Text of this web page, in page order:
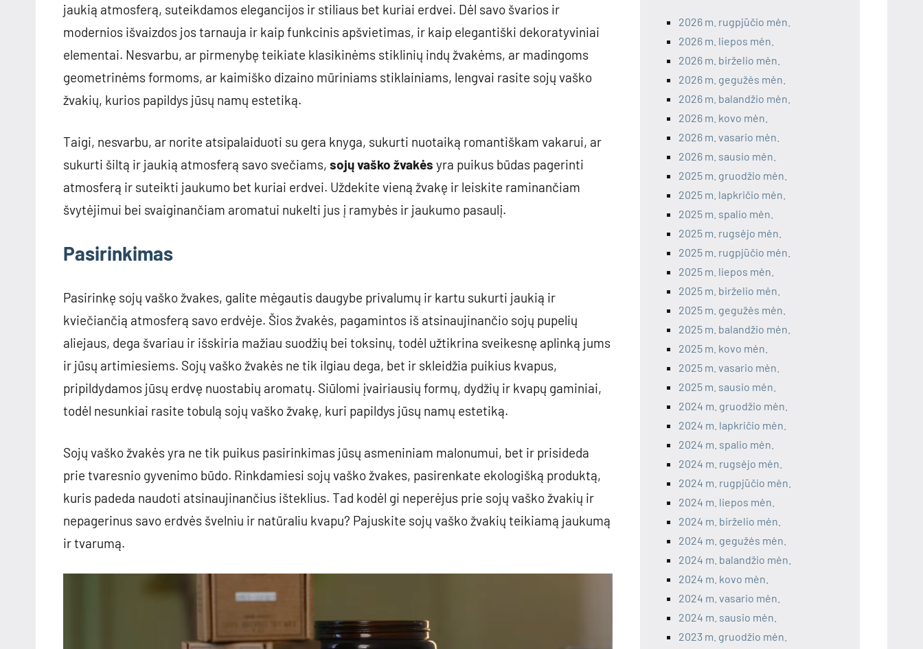
jaukią atmosferą, suteikdamos elegancijos ir stiliaus bet kuriai erdvei. Dėl savo švarios ir
modernios išvaizdos jos tarnauja ir kaip funkcinis apšvietimas, ir kaip elegantiški dekoratyviniai
elementai. Nesvarbu, ar pirmenybę teikiate klasikinėms stiklinių indų žvakėms, ar madingoms
geometrinėms formoms, ar kaimiško dizaino mūriniams stiklainiams, lengvai rasite sojų vaško
žvakių, kurios papildys jūsų namų estetiką.
Taigi, nesvarbu, ar norite atsipalaiduoti su gera knyga, sukurti nuotaiką romantiškam vakarui, ar
sukurti šiltą ir jaukią atmosferą savo svečiams, sojų vaško žvakės yra puikus būdas pagerinti
atmosferą ir suteikti jaukumo bet kuriai erdvei. Uždekite vieną žvakę ir leiskite raminančiam
švytėjimui bei svaiginančiam aromatui nukelti jus į ramybės ir jaukumo pasaulį.
Pasirinkimas
Pasirinkę sojų vaško žvakes, galite mėgautis daugybe privalumų ir kartu sukurti jaukią ir
kviečiančią atmosferą savo erdvėje. Šios žvakės, pagamintos iš atsinaujinančio sojų pupelių
aliejaus, dega švariau ir išskiria mažiau suodžių bei toksinų, todėl užtikrina sveikesnę aplinką jums
ir jūsų artimiesiems. Sojų vaško žvakės ne tik ilgiau dega, bet ir skleidžia puikius kvapus,
pripildydamos jūsų erdvę nuostabių aromatų. Siūlomi įvairiausių formų, dydžių ir kvapų gaminiai,
todėl nesunkiai rasite tobulą sojų vaško žvakę, kuri papildys jūsų namų estetiką.
Sojų vaško žvakės yra ne tik puikus pasirinkimas jūsų asmeniniam malonumui, bet ir prisideda
prie tvaresnio gyvenimo būdo. Rinkdamiesi sojų vaško žvakes, pasirenkate ekologišką produktą,
kuris padeda naudoti atsinaujinančius išteklius. Tad kodėl gi neperėjus prie sojų vaško žvakių ir
nepagerinus savo erdvės švelniu ir natūraliu kvapu? Pajuskite sojų vaško žvakių teikiamą jaukumą
ir tvarumą.
2026 m. rugpjūčio mėn.
2026 m. liepos mėn.
2026 m. birželio mėn.
2026 m. gegužės mėn.
2026 m. balandžio mėn.
2026 m. kovo mėn.
2026 m. vasario mėn.
2026 m. sausio mėn.
2025 m. gruodžio mėn.
2025 m. lapkričio mėn.
2025 m. spalio mėn.
2025 m. rugsėjo mėn.
2025 m. rugpjūčio mėn.
2025 m. liepos mėn.
2025 m. birželio mėn.
2025 m. gegužės mėn.
2025 m. balandžio mėn.
2025 m. kovo mėn.
2025 m. vasario mėn.
2025 m. sausio mėn.
2024 m. gruodžio mėn.
2024 m. lapkričio mėn.
2024 m. spalio mėn.
2024 m. rugsėjo mėn.
2024 m. rugpjūčio mėn.
2024 m. liepos mėn.
2024 m. birželio mėn.
2024 m. gegužės mėn.
2024 m. balandžio mėn.
2024 m. kovo mėn.
2024 m. vasario mėn.
2024 m. sausio mėn.
2023 m. gruodžio mėn.